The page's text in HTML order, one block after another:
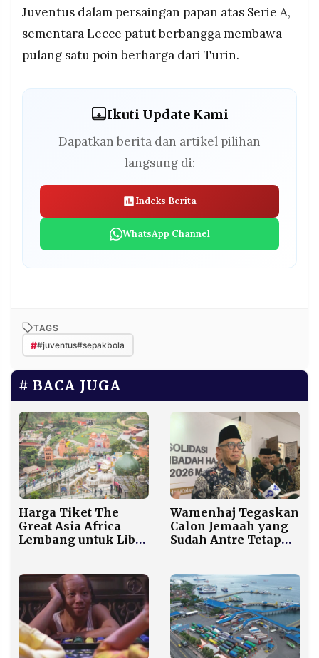
Juventus dalam persaingan papan atas Serie A,
sementara Lecce patut berbangga membawa
pulang satu poin berharga dari Turin.
Ikuti Update Kami
Dapatkan berita dan artikel pilihan
langsung di:
Indeks Berita
WhatsApp Channel
TAGS
##juventus#sepakbola
BACA JUGA
Harga Tiket The
Great Asia Africa
Lembang untuk Libur
Negara
Wamenhaj Tegaskan
Calon Jemaah yang
Sudah Antre Tetap
Tiket Haji